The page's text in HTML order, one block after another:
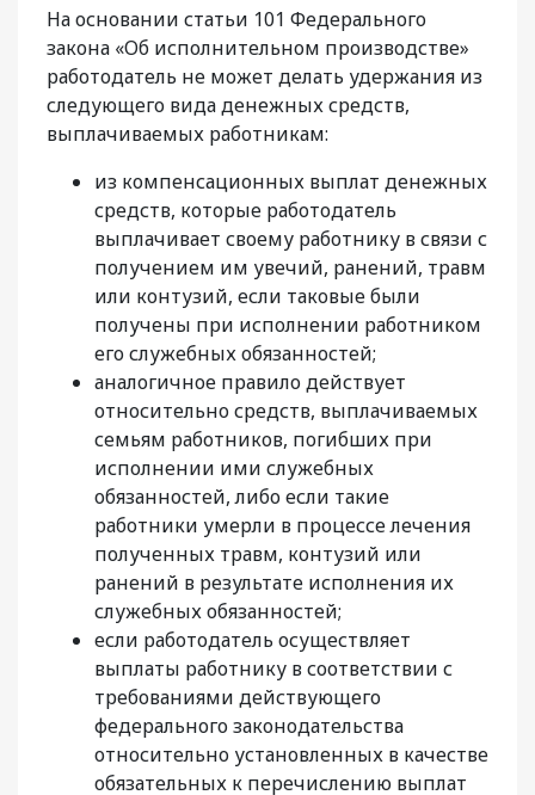
На основании статьи 101 Федерального
закона «Об исполнительном производстве»
работодатель не может делать удержания из
следующего вида денежных средств,
выплачиваемых работникам:
из компенсационных выплат денежных
средств, которые работодатель
выплачивает своему работнику в связи с
получением им увечий, ранений, травм
или контузий, если таковые были
получены при исполнении работником
его служебных обязанностей;
аналогичное правило действует
относительно средств, выплачиваемых
семьям работников, погибших при
исполнении ими служебных
обязанностей, либо если такие
работники умерли в процессе лечения
полученных травм, контузий или
ранений в результате исполнения их
служебных обязанностей;
если работодатель осуществляет
выплаты работнику в соответствии с
требованиями действующего
федерального законодательства
относительно установленных в качестве
обязательных к перечислению выплат